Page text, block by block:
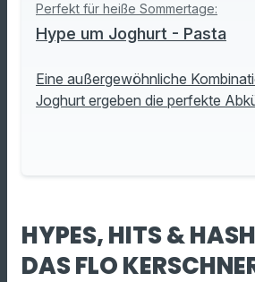
Perfekt für heiße Sommertage:
Hype um Joghurt - Pasta
Eine außergewöhnliche
Joghurt ergeben die perfekte
HYPES, HITS &
DAS FLO